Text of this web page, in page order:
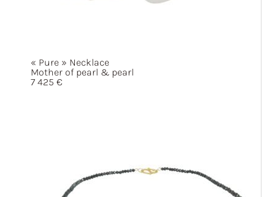
« Pure » Necklace
Mother of pearl & pearl
7 425 €